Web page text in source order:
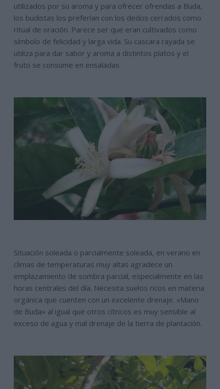
utilizados por su aroma y para ofrecer ofrendas a Buda,
los budistas los preferían con los dedos cerrados como
ritual de oración. Parece ser que eran cultivados como
símbolo de felicidad y larga vida. Su cascara rayada se
utiliza para dar sabor y aroma a distintos platos y el
fruto se consume en ensaladas.
Situación soleada o parcialmente soleada, en verano en
climas de temperaturas muy altas agradece un
emplazamiento de sombra parcial, especialmente en las
horas centrales del día. Necesita suelos ricos en materia
orgánica que cuenten con un excelente drenaje. «Mano
de Buda» al igual que otros cítricos es muy sensible al
exceso de agua y mal drenaje de la tierra de plantación.